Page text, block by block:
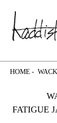
HOME
FATIGUE